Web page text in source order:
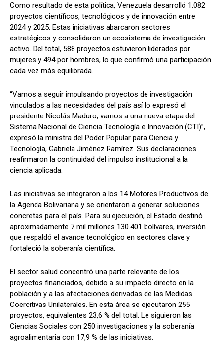
Como resultado de esta política, Venezuela desarrolló 1.082
proyectos científicos, tecnológicos y de innovación entre
2024 y 2025. Estas iniciativas abarcaron sectores
estratégicos y consolidaron un ecosistema de investigación
activo. Del total, 588 proyectos estuvieron liderados por
mujeres y 494 por hombres, lo que confirmó una participación
cada vez más equilibrada.
“Vamos a seguir impulsando proyectos de investigación
vinculados a las necesidades del país así lo expresó el
presidente Nicolás Maduro, vamos a una nueva etapa del
Sistema Nacional de Ciencia Tecnología e Innovación (CTI)”,
expresó la ministra del Poder Popular para Ciencia y
Tecnología, Gabriela Jiménez Ramírez. Sus declaraciones
reafirmaron la continuidad del impulso institucional a la
ciencia aplicada.
Las iniciativas se integraron a los 14 Motores Productivos de
la Agenda Bolivariana y se orientaron a generar soluciones
concretas para el país. Para su ejecución, el Estado destinó
aproximadamente 7 mil millones 130.401 bolívares, inversión
que respaldó el avance tecnológico en sectores clave y
fortaleció la soberanía científica.
El sector salud concentró una parte relevante de los
proyectos financiados, debido a su impacto directo en la
población y a las afectaciones derivadas de las Medidas
Coercitivas Unilaterales. En esta área se ejecutaron 255
proyectos, equivalentes 23,6 % del total. Le siguieron las
Ciencias Sociales con 250 investigaciones y la soberanía
agroalimentaria con 17,9 % de las iniciativas.